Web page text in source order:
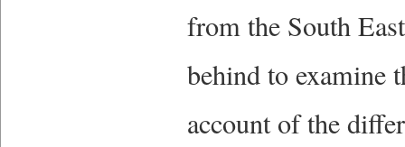
from the South
behind to examine
account of the